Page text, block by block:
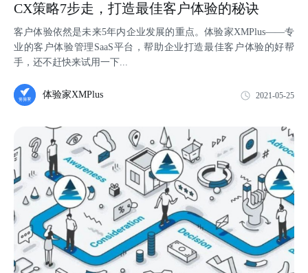
CX策略7步走，打造最佳客户体验的秘诀
客户体验依然是未来5年内企业发展的重点。体验家XMPlus——专
业的客户体验管理SaaS平台，帮助企业打造最佳客户体验的好帮
手，还不赶快来试用一下...
体验家XMPlus 2021-05-25